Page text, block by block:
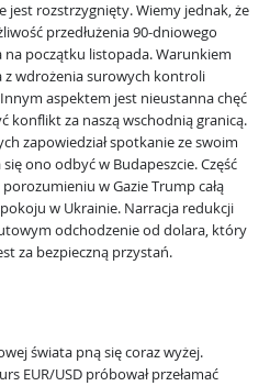
jest rozstrzygnięty. Wiemy jednak, że
przedłużenia 90-dniowego
początku listopada. Warunkiem
z wdrożenia surowych kontroli
aspektem jest nieustanna chęć
konflikt za naszą wschodnią granicą.
zapowiedział spotkanie ze swoim
ono odbyć w Budapeszcie. Część
w Gazie Trump całą
w Ukrainie. Narracja redukcji
odchodzenie od dolara, który
za bezpieczną przystań.
świata pną się coraz wyżej.
EUR/USD próbował przełamać